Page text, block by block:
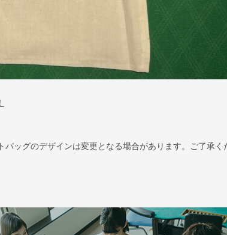
ッグのデザインは変更となる場合があります。ご了承く